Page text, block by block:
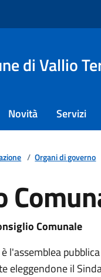
di Vallio
Novità Servizi
/ Organi di governo
Comunale
l'assemblea
eleggendone il